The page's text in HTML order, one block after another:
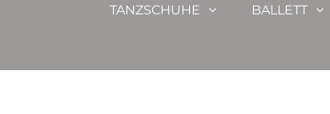
TANZSCHUHE BALLETT